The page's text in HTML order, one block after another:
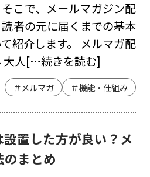
こで、メールマガジン配
者の元に届くまでの基本
紹介します。 メルマガ配
大人[…続きを読む]
＃メルマガ ＃機能・仕組み
置した方が良い？メ
のまとめ